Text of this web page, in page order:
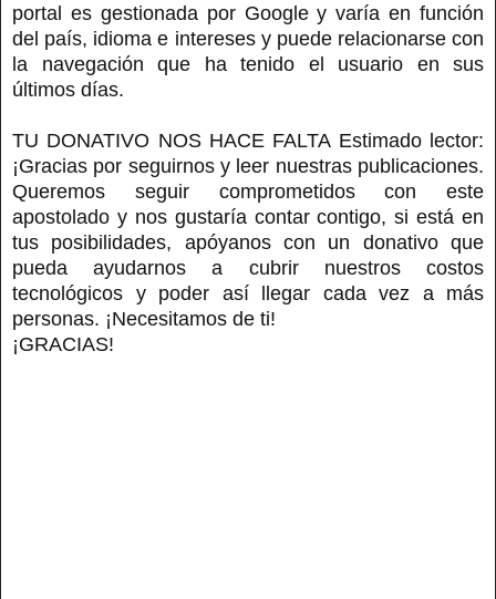
portal es gestionada por Google y varía en función
del país, idioma e intereses y puede relacionarse con
la navegación que ha tenido el usuario en sus
últimos días.
TU DONATIVO NOS HACE FALTA Estimado lector:
¡Gracias por seguirnos y leer nuestras publicaciones.
Queremos seguir comprometidos con este
apostolado y nos gustaría contar contigo, si está en
tus posibilidades, apóyanos con un donativo que
pueda ayudarnos a cubrir nuestros costos
tecnológicos y poder así llegar cada vez a más
personas. ¡Necesitamos de ti!
¡GRACIAS!